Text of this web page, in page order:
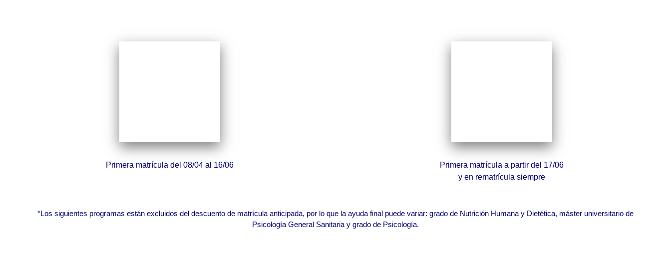
Primera matrícula del 08/04 al 16/06
Primera matrícula a partir del 17/06
y en rematrícula siempre
*Los siguientes programas están excluidos del descuento de matrícula anticipada, por lo que la ayuda final puede variar: grado de Nutrición Humana y Dietética, máster universitario de
Psicología General Sanitaria y grado de Psicología.